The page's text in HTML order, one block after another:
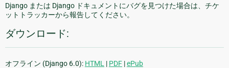
Django または Django ドキュメントにバグを見つけた場合は、チケ
ットトラッカーから報告してください。
ダウンロード:
オフライン (Django 6.0): HTML | PDF |ePub